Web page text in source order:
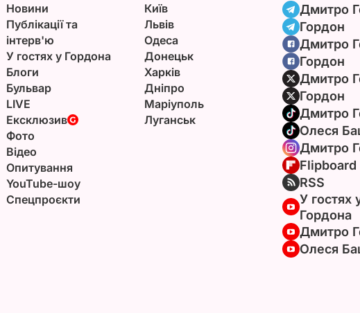
Новини
Публікації та
інтерв'ю
У гостях у Гордона
Блоги
Бульвар
LIVE
Ексклюзив
Фото
Відео
Опитування
YouTube-шоу
Спецпроєкти
Київ
Львів
Одеса
Донецьк
Харків
Дніпро
Маріуполь
Луганськ
Дмитро
Гордон
Дмитро
Гордон
Дмитро
Гордон
Дмитро
Олеся
Дмитро
Flipboard
RSS
У гостях
Гордона
Дмитро
Олеся